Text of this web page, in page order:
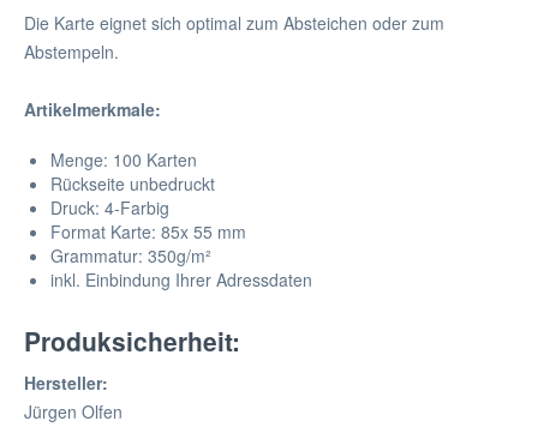
Die Karte eignet sich optimal zum Absteichen oder zum
Abstempeln.
Artikelmerkmale:
Menge: 100 Karten
Rückseite unbedruckt
Druck: 4-Farbig
Format Karte: 85x 55 mm
Grammatur: 350g/m²
inkl. Einbindung Ihrer Adressdaten
Produksicherheit:
Hersteller:
Jürgen Olfen